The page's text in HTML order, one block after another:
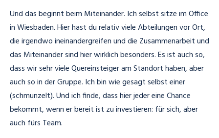
Und das beginnt beim Miteinander. Ich selbst sitze im Office
in Wiesbaden. Hier hast du relativ viele Abteilungen vor Ort,
die irgendwo ineinandergreifen und die Zusammenarbeit und
das Miteinander sind hier wirklich besonders. Es ist auch so,
dass wir sehr viele Quereinsteiger am Standort haben, aber
auch so in der Gruppe. Ich bin wie gesagt selbst einer
(schmunzelt). Und ich finde, dass hier jeder eine Chance
bekommt, wenn er bereit ist zu investieren: für sich, aber
auch fürs Team.